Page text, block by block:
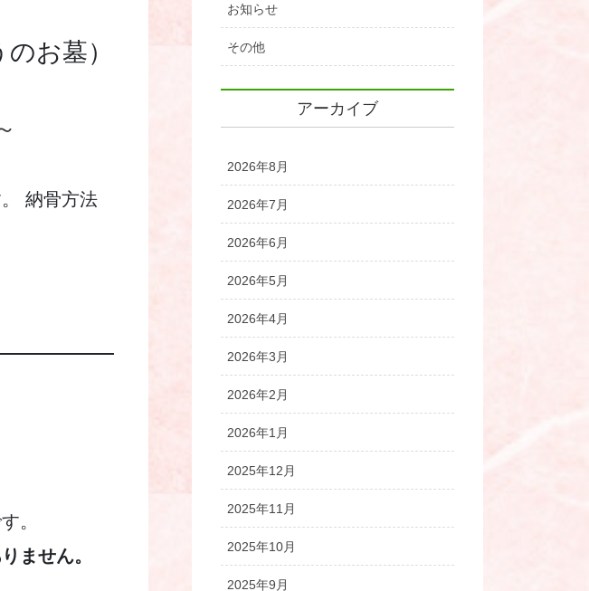
お墓）
納骨方法
。
ません。
お知らせ
その他
アーカイブ
2026年8月
2026年7月
2026年6月
2026年5月
2026年4月
2026年3月
2026年2月
2026年1月
2025年12月
2025年11月
2025年10月
2025年9月